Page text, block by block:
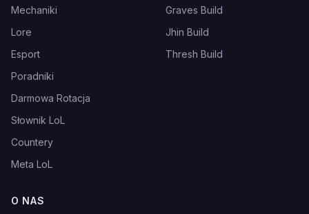
Mechaniki
Lore
Esport
Poradniki
Darmowa Rotacja
Słownik LoL
Countery
Meta LoL
Graves Build
Jhin Build
Thresh Build
O NAS